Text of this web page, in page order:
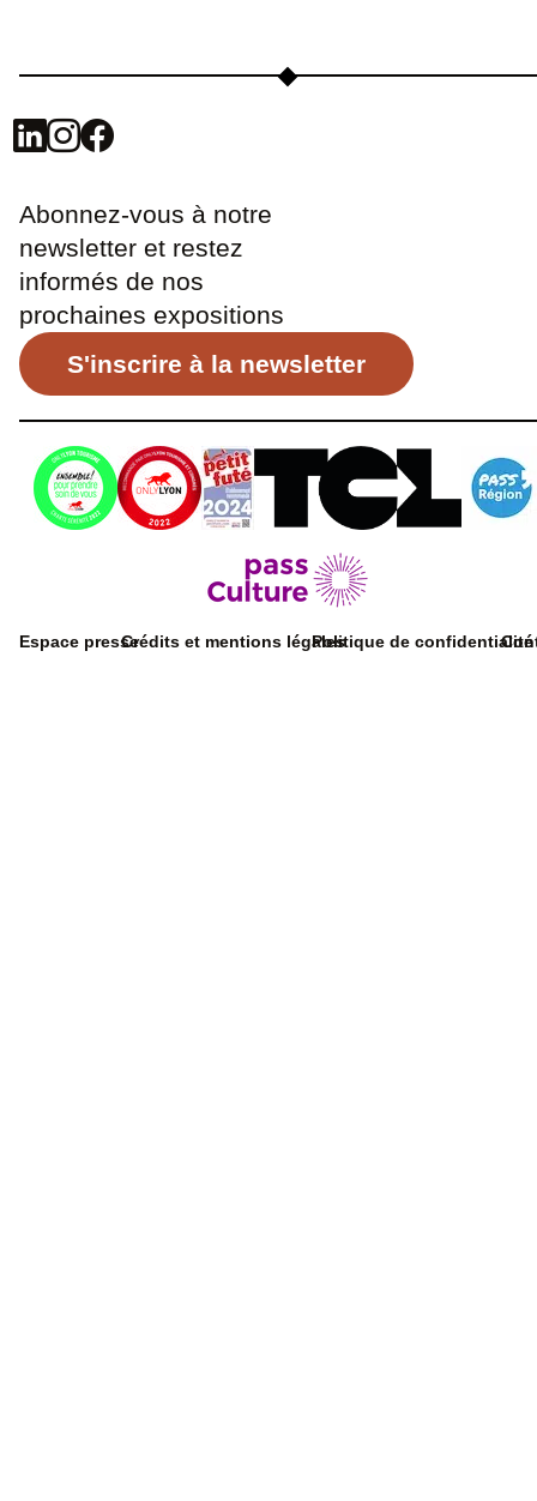
Abonnez-vous à notre
newsletter et restez
informés de nos
prochaines expositions
S'inscrire à la newsletter
Espace presseCrédits et mentions légalesPolitique de confidentialité